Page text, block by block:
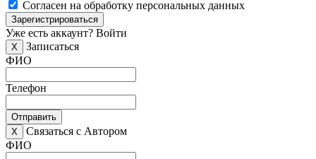
Согласен на обработку персональных данных
Зарегистрироваться
Уже есть аккаунт? Войти
X
Записаться
ФИО
Телефон
Отправить
X
Связаться с Автором
ФИО